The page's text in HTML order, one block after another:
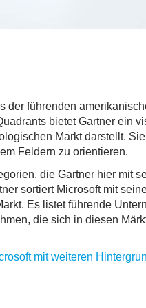
der führenden
bietet Gartner ein
Markt darstellt.
Feldern zu orientieren.
die Gartner hier mit
sortiert Microsoft mit
Es listet führende
die sich in diesen
mit weiteren